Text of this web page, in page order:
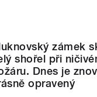
zámek
shořel při
Dnes je
opravený